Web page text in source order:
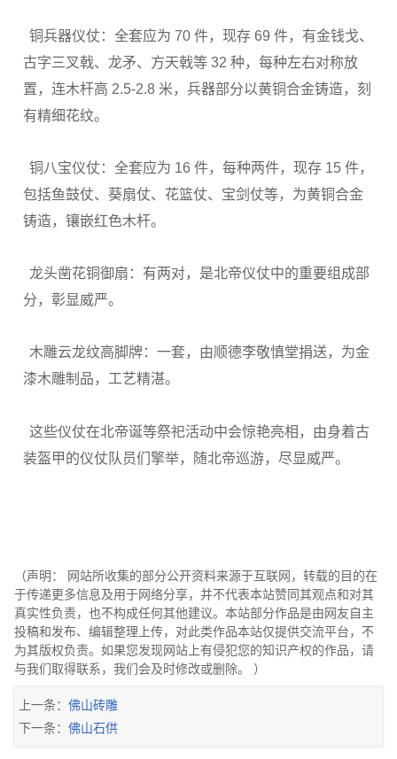
铜兵器仪仗：全套应为 70 件，现存 69 件，有金钱戈、
古字三叉戟、龙矛、方天戟等 32 种，每种左右对称放
置，连木杆高 2.5-2.8 米，兵器部分以黄铜合金铸造，刻
有精细花纹。
铜八宝仪仗：全套应为 16 件，每种两件，现存 15 件，
包括鱼鼓仗、葵扇仗、花篮仗、宝剑仗等，为黄铜合金
铸造，镶嵌红色木杆。
龙头凿花铜御扇：有两对，是北帝仪仗中的重要组成部
分，彰显威严。
木雕云龙纹高脚牌：一套，由顺德李敬慎堂捐送，为金
漆木雕制品，工艺精湛。
这些仪仗在北帝诞等祭祀活动中会惊艳亮相，由身着古
装盔甲的仪仗队员们擎举，随北帝巡游，尽显威严。
（声明： 网站所收集的部分公开资料来源于互联网，转载的目的在
于传递更多信息及用于网络分享，并不代表本站赞同其观点和对其
真实性负责，也不构成任何其他建议。本站部分作品是由网友自主
投稿和发布、编辑整理上传，对此类作品本站仅提供交流平台，不
为其版权负责。如果您发现网站上有侵犯您的知识产权的作品，请
与我们取得联系，我们会及时修改或删除。 ）
上一条： 佛山砖雕
下一条： 佛山石供